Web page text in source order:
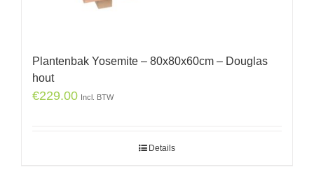
Plantenbak Yosemite – 80x80x60cm – Douglas
hout
€229.00 Incl. BTW
Details